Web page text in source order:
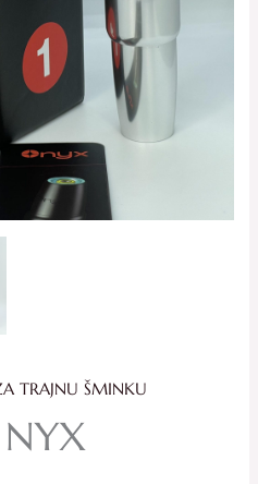
TRAJNU ŠMINKU